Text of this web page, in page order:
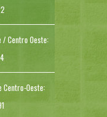
/ Centro Oeste:
Centro-Oeste: